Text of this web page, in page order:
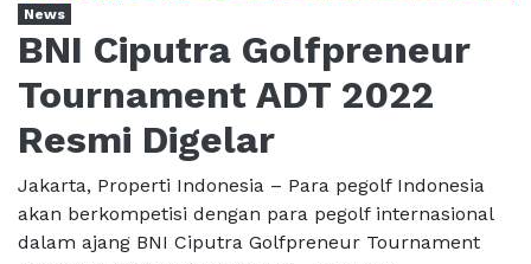
News
BNI Ciputra Golfpreneur
Tournament ADT 2022
Resmi Digelar
Jakarta, Properti Indonesia – Para pegolf Indonesia
akan berkompetisi dengan para pegolf internasional
dalam ajang BNI Ciputra Golfpreneur Tournament